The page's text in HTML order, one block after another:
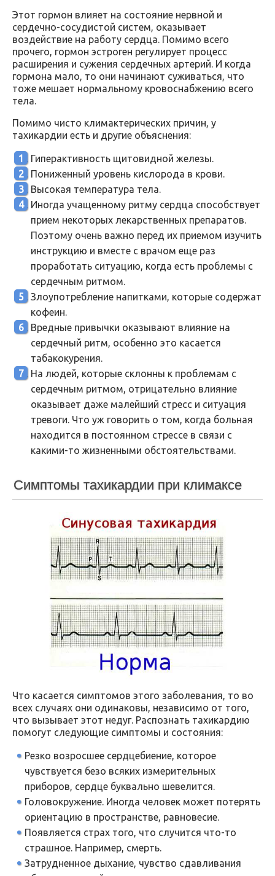
Этот гормон влияет на состояние нервной и
сердечно-сосудистой систем, оказывает
воздействие на работу сердца. Помимо всего
прочего, гормон эстроген регулирует процесс
расширения и сужения сердечных артерий. И когда
гормона мало, то они начинают суживаться, что
тоже мешает нормальному кровоснабжению всего
тела.
Помимо чисто климактерических причин, у
тахикардии есть и другие объяснения:
Гиперактивность щитовидной железы.
Пониженный уровень кислорода в крови.
Высокая температура тела.
Иногда учащенному ритму сердца способствует
прием некоторых лекарственных препаратов.
Поэтому очень важно перед их приемом изучить
инструкцию и вместе с врачом еще раз
проработать ситуацию, когда есть проблемы с
сердечным ритмом.
Злоупотребление напитками, которые содержат
кофеин.
Вредные привычки оказывают влияние на
сердечный ритм, особенно это касается
табакокурения.
На людей, которые склонны к проблемам с
сердечным ритмом, отрицательно влияние
оказывает даже малейший стресс и ситуация
тревоги. Что уж говорить о том, когда больная
находится в постоянном стрессе в связи с
какими-то жизненными обстоятельствами.
Симптомы тахикардии при климаксе
Что касается симптомов этого заболевания, то во
всех случаях они одинаковы, независимо от того,
что вызывает этот недуг. Распознать тахикардию
помогут следующие симптомы и состояния:
Резко возросшее сердцебиение, которое
чувствуется безо всяких измерительных
приборов, сердце буквально шевелится.
Головокружение. Иногда человек может потерять
ориентацию в пространстве, равновесие.
Появляется страх того, что случится что-то
страшное. Например, смерть.
Затрудненное дыхание, чувство сдавливания